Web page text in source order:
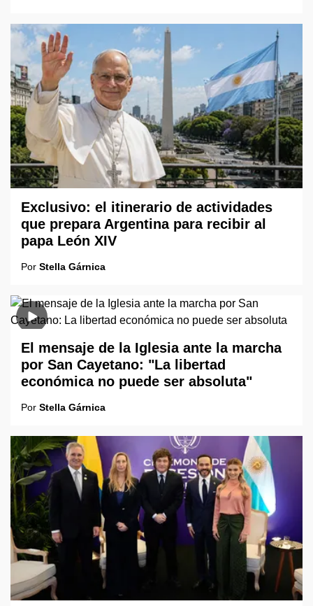
Exclusivo: el itinerario de actividades
que prepara Argentina para recibir al
papa León XIV
Por Stella Gárnica
El mensaje de la Iglesia ante la marcha
por San Cayetano: "La libertad
económica no puede ser absoluta"
Por Stella Gárnica